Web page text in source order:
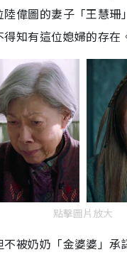
偉圖的妻子「王慧
知有這位媳婦的存在
點擊圖片放大
被奶奶「金婆婆」